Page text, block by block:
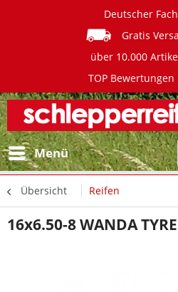
Deutscher
Gratis
über 10.000
TOP Bewertungen
Menü
Übersicht Reifen
16x6.50-8 WANDA